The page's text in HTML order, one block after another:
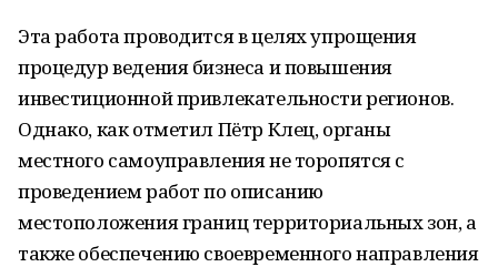
Эта работа проводится в целях упрощения
процедур ведения бизнеса и повышения
инвестиционной привлекательности регионов.
Однако, как отметил Пётр Клец, органы
местного самоуправления не торопятся с
проведением работ по описанию
местоположения границ территориальных зон, а
также обеспечению своевременного направления